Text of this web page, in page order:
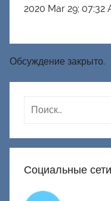
2020 Mar 29; 07:32
Обсуждение закрыто.
Социальные сети